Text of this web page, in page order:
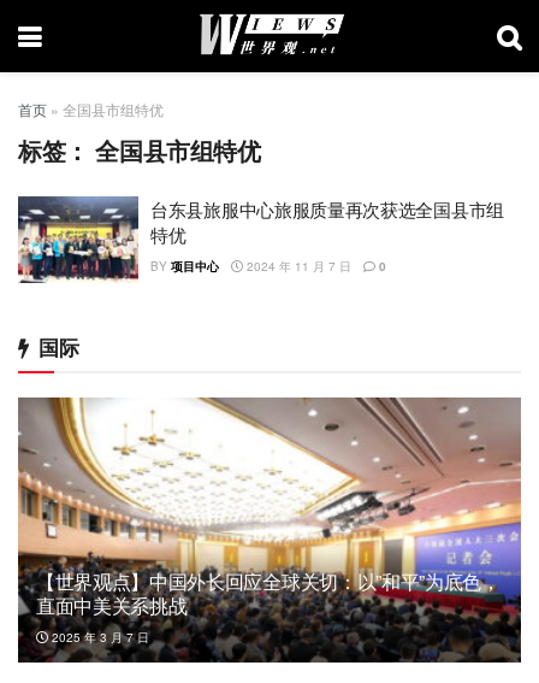
首页 » 全国县市组特优
标签：全国县市组特优
台东县旅服中心旅服质量再次获选全国县市组
特优
BY 项目中心 2024 年 11 月 7 日 0
国际
【世界观点】中国外长回应全球关切：以”和平”为底色，
直面中美关系挑战
2025 年 3 月 7 日